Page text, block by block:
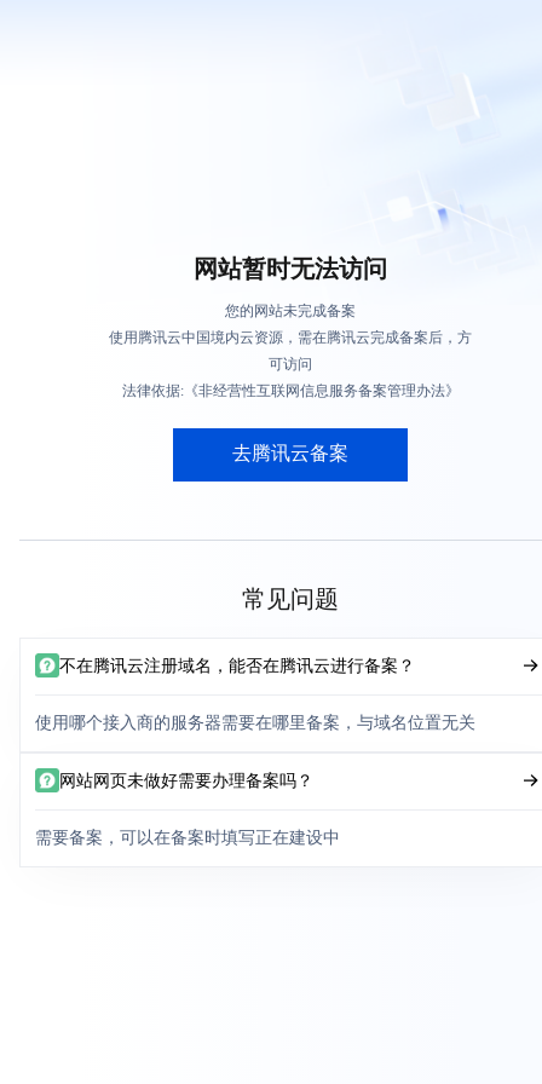
网站暂时无法访问
您的网站未完成备案
使用腾讯云中国境内云资源，需在腾讯云完成备案后，方
可访问
法律依据:《非经营性互联网信息服务备案管理办法》
去腾讯云备案
常见问题
不在腾讯云注册域名，能否在腾讯云进行备案？
使用哪个接入商的服务器需要在哪里备案，与域名位置无关
网站网页未做好需要办理备案吗？
需要备案，可以在备案时填写正在建设中